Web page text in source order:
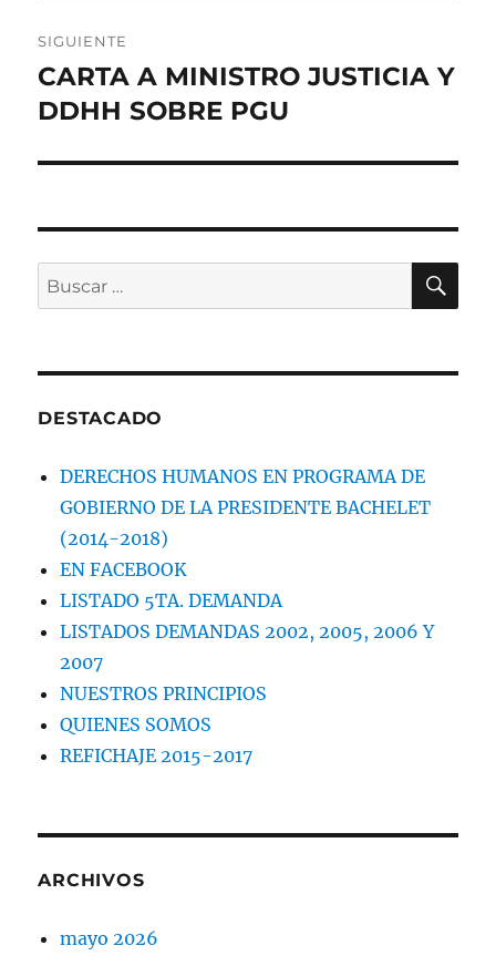
SIGUIENTE
Entrada
siguiente:
CARTA A MINISTRO JUSTICIA Y
DDHH SOBRE PGU
Buscar
por:
DESTACADO
DERECHOS HUMANOS EN PROGRAMA DE
GOBIERNO DE LA PRESIDENTE BACHELET
(2014-2018)
EN FACEBOOK
LISTADO 5TA. DEMANDA
LISTADOS DEMANDAS 2002, 2005, 2006 Y
2007
NUESTROS PRINCIPIOS
QUIENES SOMOS
REFICHAJE 2015-2017
ARCHIVOS
mayo 2026